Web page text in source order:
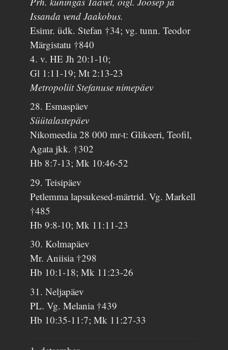
Issanda vend Jaakobus.
Esimr. üdk. Stefan †34; vg. tunn. Teodor
Märgistatu †840
4. v. HE Jh 20:1-10;
Gl 1:11-19; Mt 2:13-23
Metropoliit Stefanuse nimepäev
28. Esmaspäev
Süütalastepäev
Nikomeedia 28 000 mr-t: Glikeeri, Teofil,
Agata jkk. †302
Hb 8:7-13; Mk 10:46-52
29. Teisipäev
Petlemma lapsukesed-märtrid. Vg. Markell
†485
Hb 9:8-10; Mk 11:11-23
30. Kolmapäev
Mr. Aniisia †298
Hb 10:1-18; Mk 11:23-26
31. Neljapäev
PL. Vg. Melania †439
Hb 10:35-11:7; Mk 11:27-33